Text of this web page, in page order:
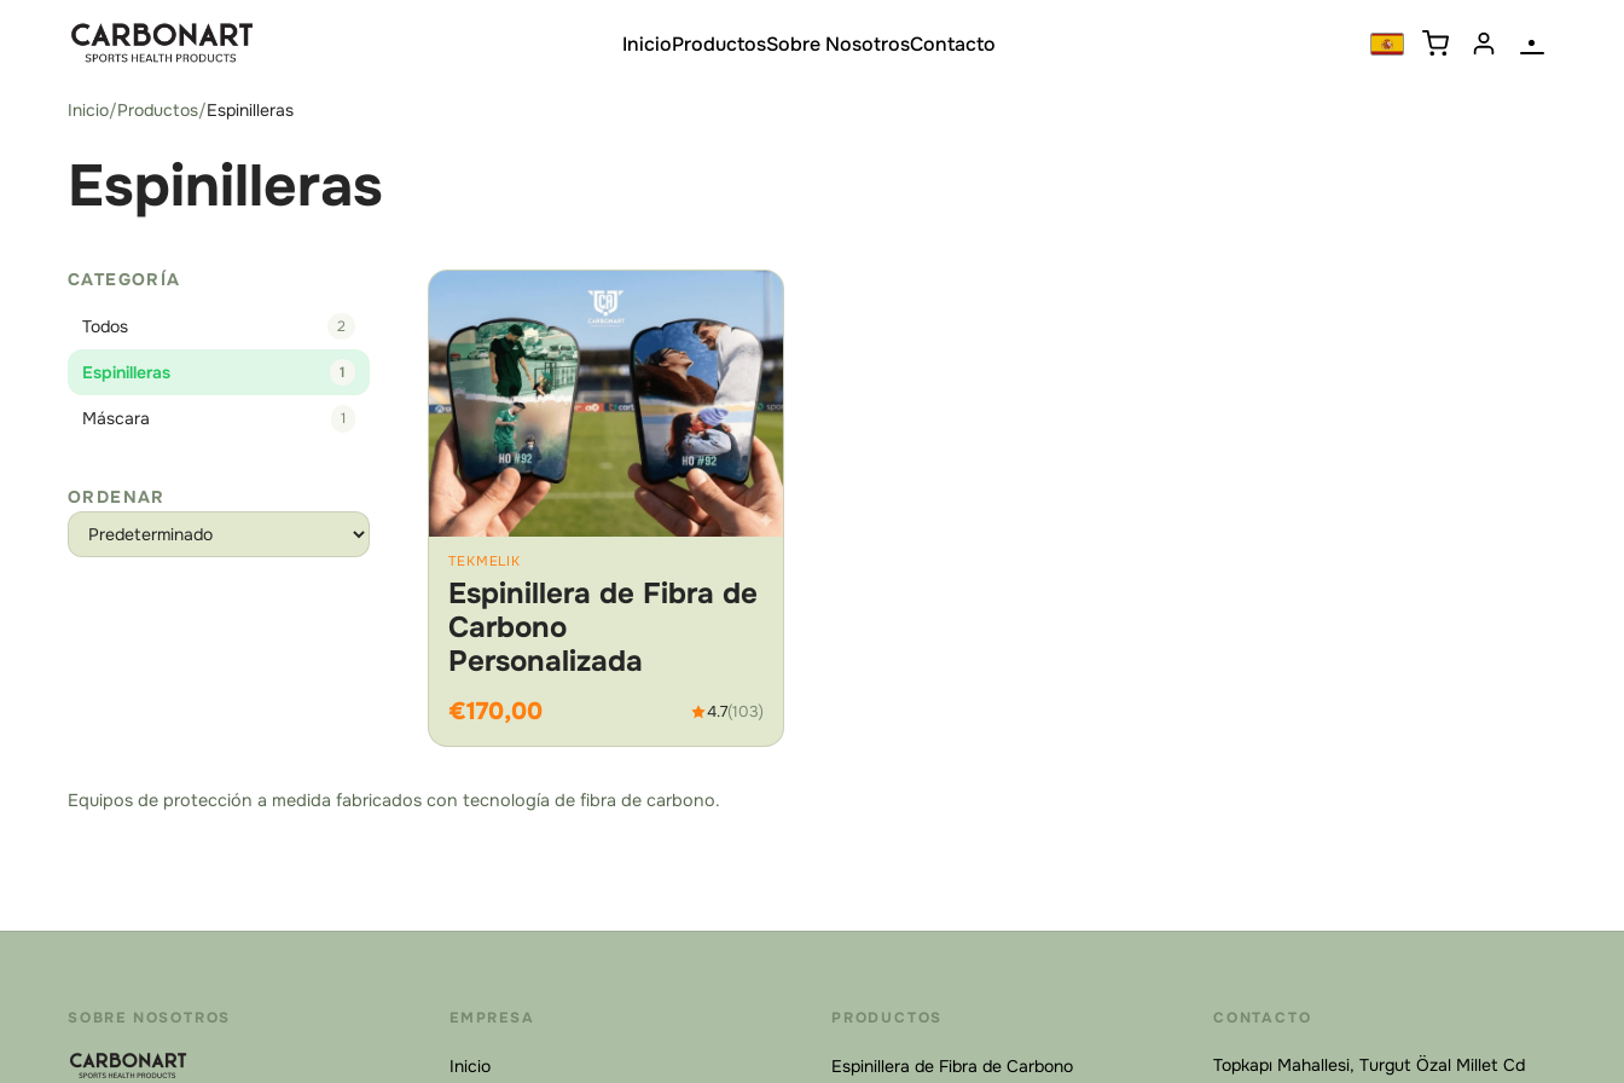
InicioProductosSobre NosotrosContacto
Inicio/Productos/Espinilleras
Espinilleras
CATEGORÍA
Todos 2
Espinilleras 1
Máscara 1
ORDENAR
TEKMELIK
Espinillera de Fibra de
Carbono
Personalizada
€170,00 4.7(103)
Equipos de protección a medida fabricados con tecnología de fibra de carbono.
SOBRE NOSOTROS EMPRESA
Inicio
PRODUCTOS
Espinillera de Fibra de Carbono
CONTACTO
Topkapı Mahallesi, Turgut Özal Millet Cd